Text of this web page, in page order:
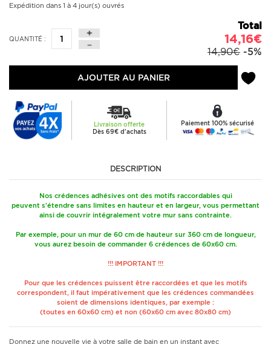
Expédition dans 1 à 4 jour(s) ouvrés
QUANTITÉ :
Total
14,16€
14,90€ -5%
AJOUTER AU PANIER
Livraison offerte
Dès 69€ d'achats
Paiement 100% sécurisé
DESCRIPTION
Nos crédences adhésives ont des motifs raccordables qui
peuvent s'étendre sans limites en hauteur et en largeur, vous permettant
ainsi de couvrir intégralement votre mur sans contrainte.
Par exemple, pour un mur de 60 cm de hauteur sur 360 cm de longueur,
vous aurez besoin de commander 6 crédences de 60x60 cm.
!!! IMPORTANT !!!
Pour que les crédences puissent être raccordées et que les motifs
correspondent, il faut impérativement que les crédences commandées
soient de dimensions identiques, par exemple :
(toutes en 60x60 cm) et non (60x60 cm avec 80x80 cm)
Donnez une nouvelle vie à votre salle de bain en un instant avec